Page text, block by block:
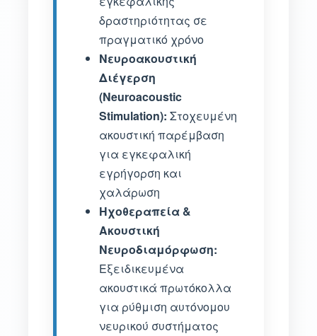
δραστηριότητας σε
πραγματικό χρόνο
Νευροακουστική
Διέγερση
(Neuroacoustic
Stimulation): Στοχευμένη
ακουστική παρέμβαση
για εγκεφαλική
εγρήγορση και
χαλάρωση
Ηχοθεραπεία &
Ακουστική
Νευροδιαμόρφωση:
Εξειδικευμένα
ακουστικά πρωτόκολλα
για ρύθμιση αυτόνομου
νευρικού συστήματος